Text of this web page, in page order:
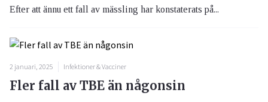
Efter att ännu ett fall av mässling har konstaterats på...
2 januari, 2025 Infektioner & Vacciner
Fler fall av TBE än någonsin